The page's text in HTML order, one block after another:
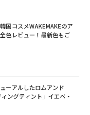
国コスメWAKEMAKEのア
色レビュー！最新色もご
ーアルしたロムアンド
ングティント」イエベ・